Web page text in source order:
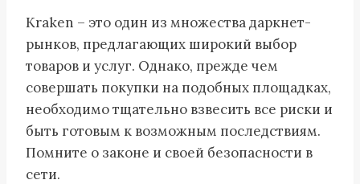
Kraken – это один из множества даркнет-
рынков, предлагающих широкий выбор
товаров и услуг. Однако, прежде чем
совершать покупки на подобных площадках,
необходимо тщательно взвесить все риски и
быть готовым к возможным последствиям.
Помните о законе и своей безопасности в
сети.